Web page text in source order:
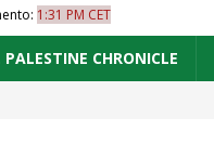
1:31 PM CET
CHRONICLE